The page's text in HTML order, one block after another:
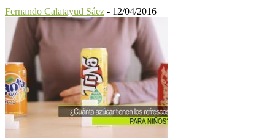
Fernando Calatayud Sáez - 12/04/2016